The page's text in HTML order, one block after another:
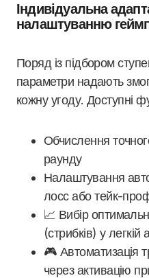
Індивідуальна
налаштуванню
Поряд із підбором
параметри надають
кожну угоду. Доступні
Обчислення
раунду
Налаштування
лосс або тейк-
📈 Вибір
(стрибків) у легкій
🎮 Автоматизація
через активацію